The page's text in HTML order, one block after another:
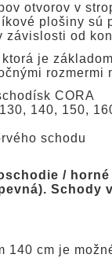
otvorov v
plošiny sú
závislosti od
je
rozmermi
CORA
140, 150,
schodu
/
Schody
140 cm je